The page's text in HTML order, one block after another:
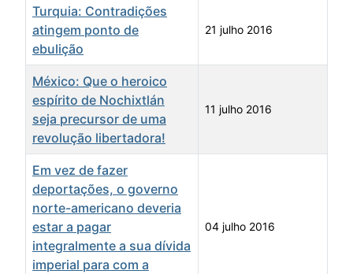
Turquia: Contradições
atingem ponto de
ebulição
21 julho 2016
México: Que o heroico
espírito de Nochixtlán
seja precursor de uma
revolução libertadora!
11 julho 2016
Em vez de fazer
deportações, o governo
norte-americano deveria
estar a pagar
integralmente a sua dívida
imperial para com a
04 julho 2016